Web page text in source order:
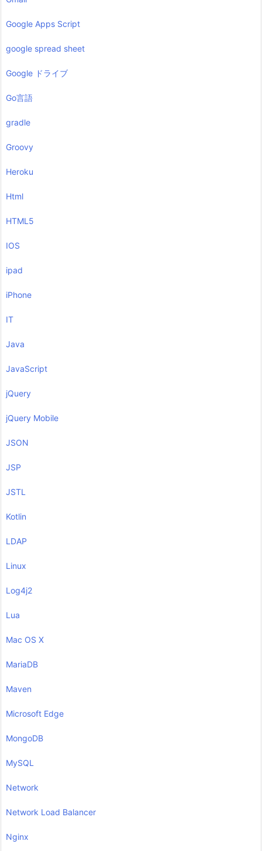
Google Apps Script
google spread sheet
Google ドライブ
Go言語
gradle
Groovy
Heroku
Html
HTML5
IOS
ipad
iPhone
IT
Java
JavaScript
jQuery
jQuery Mobile
JSON
JSP
JSTL
Kotlin
LDAP
Linux
Log4j2
Lua
Mac OS X
MariaDB
Maven
Microsoft Edge
MongoDB
MySQL
Network
Network Load Balancer
Nginx